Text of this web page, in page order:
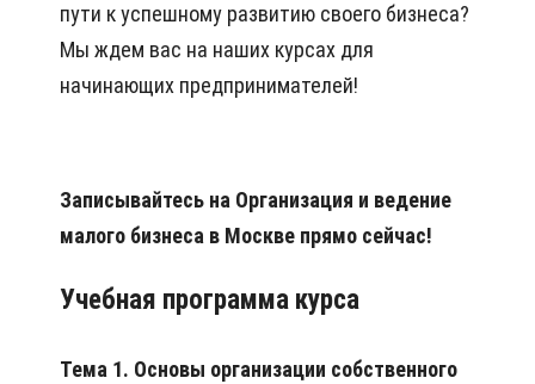
пути к успешному развитию своего бизнеса?
Мы ждем вас на наших курсах для
начинающих предпринимателей!
Записывайтесь на Организация и ведение
малого бизнеса в Москве прямо сейчас!
Учебная программа курса
Тема 1. Основы организации собственного